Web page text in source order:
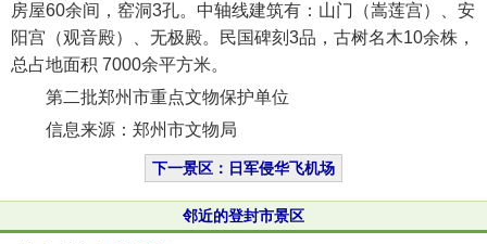
房屋60余间，窑洞3孔。中轴线建筑有：山门（嵩莲宫）、安
阳宫（观音殿）、无极殿。民国碑刻3品，古树名木10余株，
总占地面积 7000余平方米。
第二批郑州市重点文物保护单位
信息来源：郑州市文物局
下一景区：日军侵华飞机场
邻近的登封市景区